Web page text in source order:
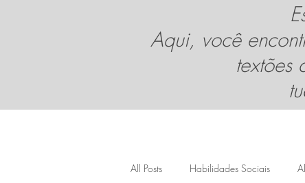
Aqui, você
textões
All Posts Habilidades Sociais